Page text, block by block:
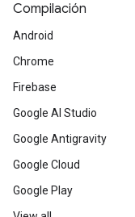
Compilación
Android
Chrome
Firebase
Google AI Studio
Google Antigravity
Google Cloud
Google Play